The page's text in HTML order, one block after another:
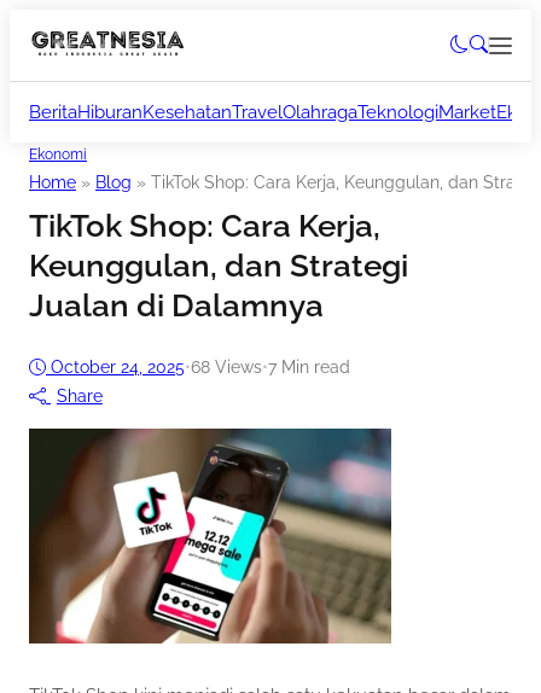
BeritaHiburanKesehatanTravelOlahragaTeknologiMarket
Ekonomi
Home » Blog » TikTok Shop: Cara Kerja, Keunggulan, dan
TikTok Shop: Cara Kerja,
Keunggulan, dan Strategi
Jualan di Dalamnya
October 24, 2025•68 Views•7 Min read
Share